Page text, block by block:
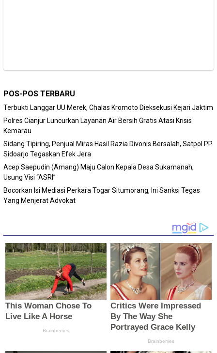
POS-POS TERBARU
Terbukti Langgar UU Merek, Chalas Kromoto Dieksekusi Kejari Jaktim
Polres Cianjur Luncurkan Layanan Air Bersih Gratis Atasi Krisis
Kemarau
Sidang Tipiring, Penjual Miras Hasil Razia Divonis Bersalah, Satpol PP
Sidoarjo Tegaskan Efek Jera
Acep Saepudin (Amang) Maju Calon Kepala Desa Sukamanah,
Usung Visi “ASRI”
Bocorkan Isi Mediasi Perkara Togar Situmorang, Ini Sanksi Tegas
Yang Menjerat Advokat